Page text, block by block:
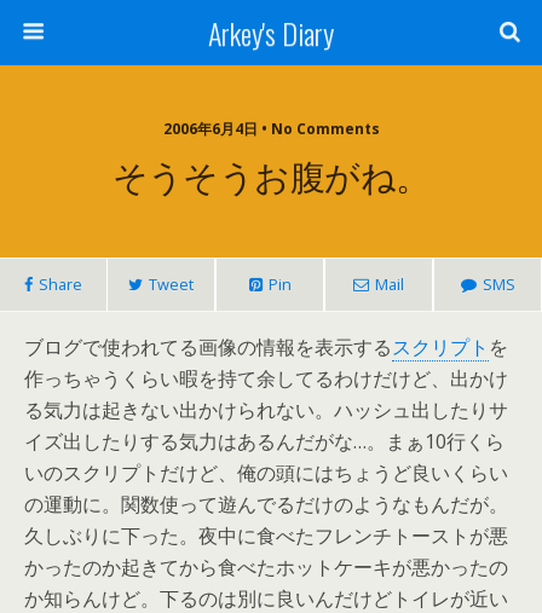
Arkey's Diary
2006年6月4日 • No Comments
そうそうお腹がね。
Share Tweet Pin Mail SMS
ブログで使われてる画像の情報を表示するスクリプト を
作っちゃうくらい暇を持て余してるわけだけど、出かけ
る気力は起きない出かけられない。ハッシュ出したりサ
イズ出したりする気力はあるんだがな…。まぁ10行くら
いのスクリプトだけど、俺の頭にはちょうど良いくらい
の運動に。関数使って遊んでるだけのようなもんだが。
久しぶりに下った。夜中に食べたフレンチトーストが悪
かったのか起きてから食べたホットケーキが悪かったの
か知らんけど。下るのは別に良いんだけどトイレが近い